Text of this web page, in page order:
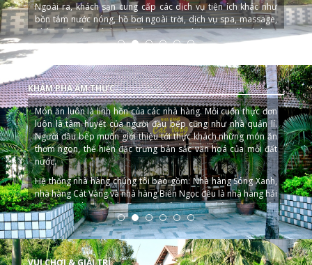
Ngoài ra, khách sạn cung cấp các dịch vụ tiện ích khác như
bồn tắm nước nóng, hồ bơi ngoài trời, dịch vụ spa, massage,
phòng tắm hơi, dịch vụ phòng 24 giờ, dịch vụ giặt là, dịch vụ
làm đẹp.
KHÁM PHÁ ẨM THỰC
Món ăn luôn là linh hồn của các nhà hàng. Mỗi cuốn thực đơn
luôn là tâm huyết của người đầu bếp cũng như nhà quản lí.
Người đầu bếp muốn giới thiệu tới thực khách những món ăn
thơm ngon, thể hiện đặc trưng bản sắc văn hoá của mỗi đất
nước.
Hệ thống nhà hàng chúng tôi bao gồm: Nhà hàng Sóng Xanh,
nhà hàng Cát Vàng và nhà hàng Biển Ngọc đều là nhà hàng hải
sản mang phong cách đặc trưng của Biển. Với hàng trăm món
ăn độc đáo, và mỗi món ăn là một hương vị riêng biệt. Từ
những món ăn có từ ngàn năm xưa, tới những món ăn hiên
đại luôn mang đến hương vị thơm ngon quyến rũ thực khách.
VUI CHƠI & GIẢI TRÍ